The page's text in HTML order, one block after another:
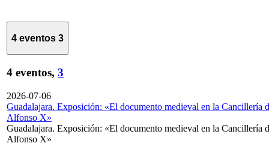
4 eventos 3
4 eventos, 3
2026-07-06
Guadalajara. Exposición: «El documento medieval en la Cancillería
Alfonso X»
Guadalajara. Exposición: «El documento medieval en la Cancillería
Alfonso X»